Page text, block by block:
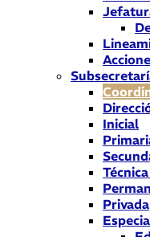
Inicial
Privada